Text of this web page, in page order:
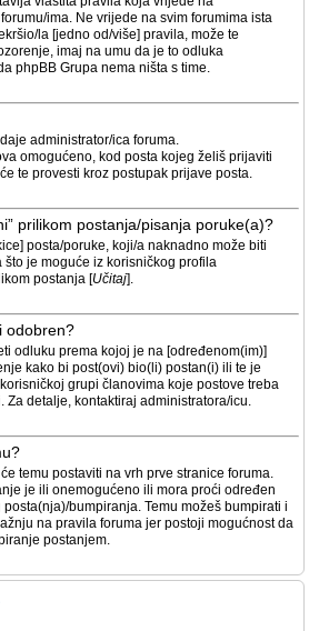
ima. Ne vrijede na svim forumima ista
la [jedno od/više] pravila, može te
imaj na umu da je to odluka
phpBB Grupa nema ništa s time.
administrator/ica foruma.
omogućeno, kod posta kojeg želiš prijaviti
te provesti kroz postupak prijave posta.
prilikom postanja/pisanja poruke(a)?
posta/poruke, koji/a naknadno može biti
je moguće iz korisničkog profila
postanja [Učitaj].
odobren?
odluku prema kojoj je na [određenom(im)]
kako bi post(ovi) bio(li) postan(i) ili te je
grupi članovima koje postove treba
detalje, kontaktiraj administratora/icu.
temu postaviti na vrh prve stranice foruma.
je ili onemogućeno ili mora proći određen
bumpiranja. Temu možeš bumpirati i
na pravila foruma jer postoji mogućnost da
postanjem.